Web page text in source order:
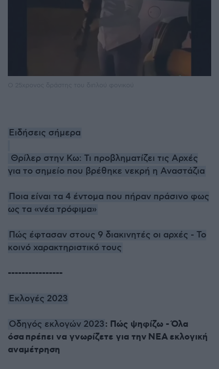
Ειδήσεις σήμερα
Θρίλερ στην Κω: Τι προβληματίζει τις Αρχές
για το σημείο που βρέθηκε νεκρή η Αναστάζια
Ποια είναι τα 4 έντομα που πήραν πράσινο φως
ως τα «νέα τρόφιμα»
Πώς έφτασαν στους 9 διακινητές οι αρχές - Το
κοινό χαρακτηριστικό τους
----------------
Εκλογές 2023
Οδηγός εκλογών 2023: Πώς ψηφίζω - Όλα
όσα πρέπει να γνωρίζετε για την ΝΕΑ εκλογική
αναμέτρηση